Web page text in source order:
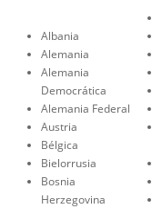
Albania
Alemania
Alemania
Democrática
Alemania Federal
Austria
Bélgica
Bielorrusia
Bosnia
Herzegovina